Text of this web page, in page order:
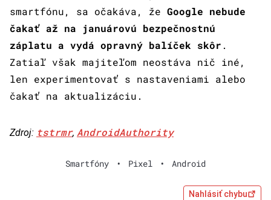
smartfónu, sa očakáva, že Google nebude
čakať až na januárovú bezpečnostnú
záplatu a vydá opravný balíček skôr .
Zatiaľ však majiteľom neostáva nič iné,
len experimentovať s nastaveniami alebo
čakať na aktualizáciu.
Zdroj: tstrmr, AndroidAuthority
Smartfóny • Pixel • Android
Nahlásiť chybu